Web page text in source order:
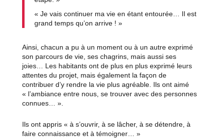
« Je vais continuer ma vie en étant entourée… Il est
grand temps qu’on arrive ! »
Ainsi, chacun a pu à un moment ou à un autre exprimé
son parcours de vie, ses chagrins, mais aussi ses
joies… Les habitants ont de plus en plus exprimé leurs
attentes du projet, mais également la façon de
contribuer d’y rendre la vie plus agréable. Ils ont aimé
« l’ambiance entre nous, se trouver avec des personnes
connues… ».
Ils ont appris « à s’ouvrir, à se lâcher, à se détendre, à
faire connaissance et à témoigner… »